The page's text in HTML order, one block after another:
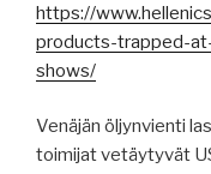
https://
products-trapped-
shows/
Venäjän öljynvienti
toimijat vetäytyvät